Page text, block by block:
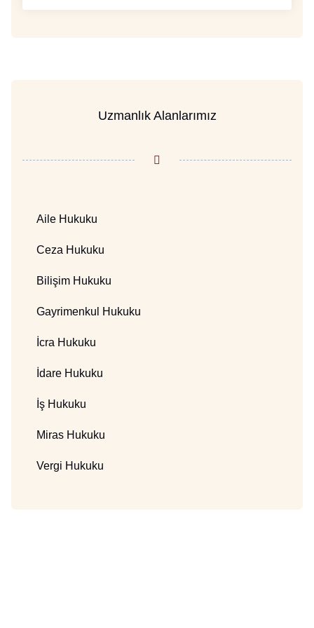
Uzmanlık Alanlarımız
Aile Hukuku
Ceza Hukuku
Bilişim Hukuku
Gayrimenkul Hukuku
İcra Hukuku
İdare Hukuku
İş Hukuku
Miras Hukuku
Vergi Hukuku